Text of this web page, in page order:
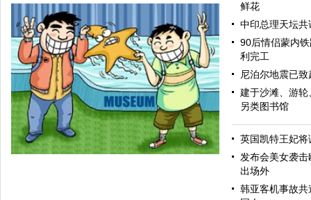
和为贵
鲜花
中印总理天坛共
90后情侣蒙内
利完工
尼泊尔地震已
建于沙滩、游
另类图书馆
英国凯特王妃
发布会美女袭
出场外
韩亚客机事故